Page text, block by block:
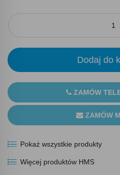
Dodaj do
ZAMÓW
ZAMÓW
Pokaż wszystkie produkty
Więcej produktów HMS